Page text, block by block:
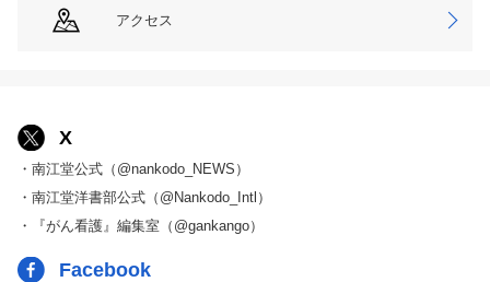
アクセス
X
・南江堂公式（@nankodo_NEWS）
・南江堂洋書部公式（@Nankodo_Intl）
・『がん看護』編集室（@gankango）
Facebook